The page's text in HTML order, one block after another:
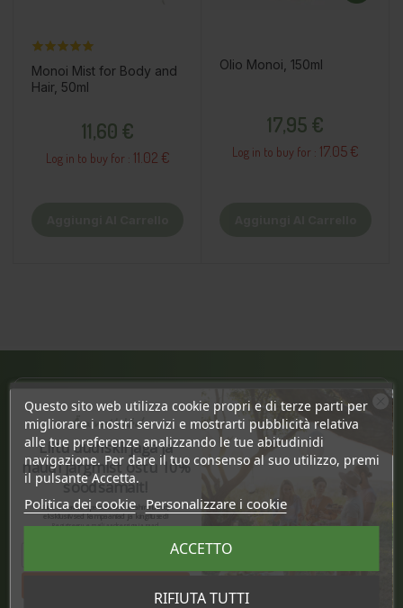
Monoi Mist for Body and
Hair, 50ml
11,60 €
Log in to buy for : 11.02 €
Olio Monoi, 150ml
17,95 €
Log in to buy for : 17.05 €
JÄRVE CENTER
Pärnu mnt. 238, 11624 Tallinn
Mon-Sat 10-21, Sun 10-19
(+372) 677 8211
TARTU KVARTAL
Questo sito web utilizza cookie propri e di terze parti per
migliorare i nostri servizi e mostrarti pubblicità relativa
alle tue preferenze analizzando le tue abitudinidi
navigazione. Per dare il tuo consenso al suo utilizzo, premi
il pulsante Accetta.
Politica dei cookie Personalizzare i cookie
RIFIUTA TUTTI
ACCETTO
Ära veel lahku!
Liitu uudiskirjaga ja
naudi järgmist ostu 10%
soodsamalt!
Sind ootavad spetsiaalsed allahindlused,
eksklusiivsed kampaaniad ja kingitused!
Registreeru e-maili aadressiga ja saad